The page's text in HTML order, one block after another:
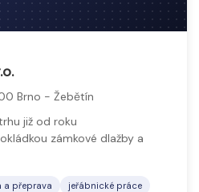
Brno - Žebětín
již od roku
zámkové dlažby a
přeprava
jeřábnické práce